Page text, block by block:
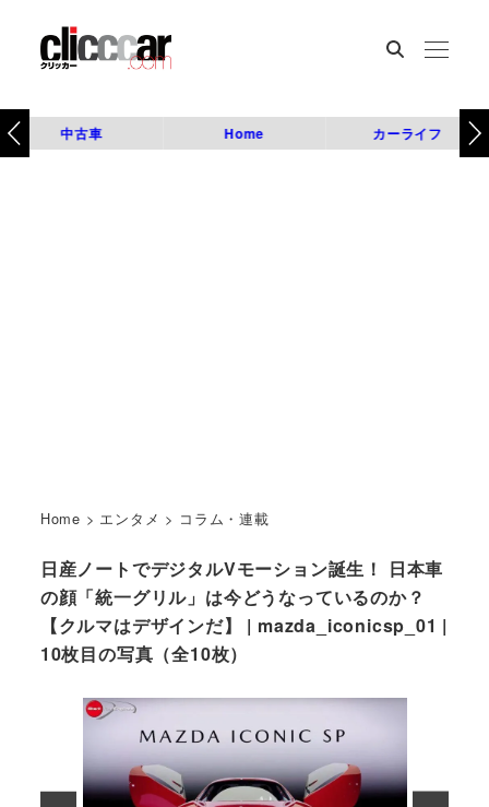
中古車 Home カーライフ
Home > エンタメ > コラム・連載
日産ノートでデジタルVモーション誕生！ 日本車
の顔「統一グリル」は今どうなっているのか？
【クルマはデザインだ】 | mazda_iconicsp_01 |
10枚目の写真（全10枚）